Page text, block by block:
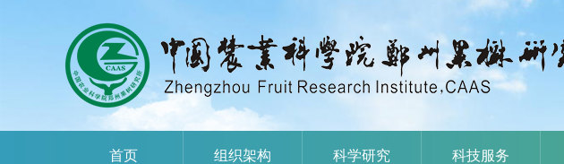
首页 组织架构 科学研究 科技服务